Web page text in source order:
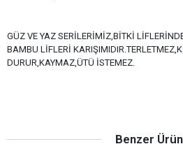
GÜZ VE YAZ SERİLERİMİZ,BİTKİ
BAMBU LİFLERİ
DURUR,KAYMAZ,ÜTÜ İSTEMEZ.
Benzer